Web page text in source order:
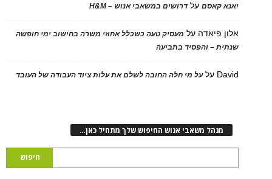
יאנא קאסםעלדרושים במשאבי אנוש – H&M
אלון פיאדה על מעסיק טעה כשכלל אחוזי משרה בחישוב ימי חופשה
שנתית – והפסיד בתביעה
David עלעל מי חלה החובה לשלם את עלות ציוד העבודה של העובד
מנהל משאבי אנוש החיפוש שלך מתחיל כאן…